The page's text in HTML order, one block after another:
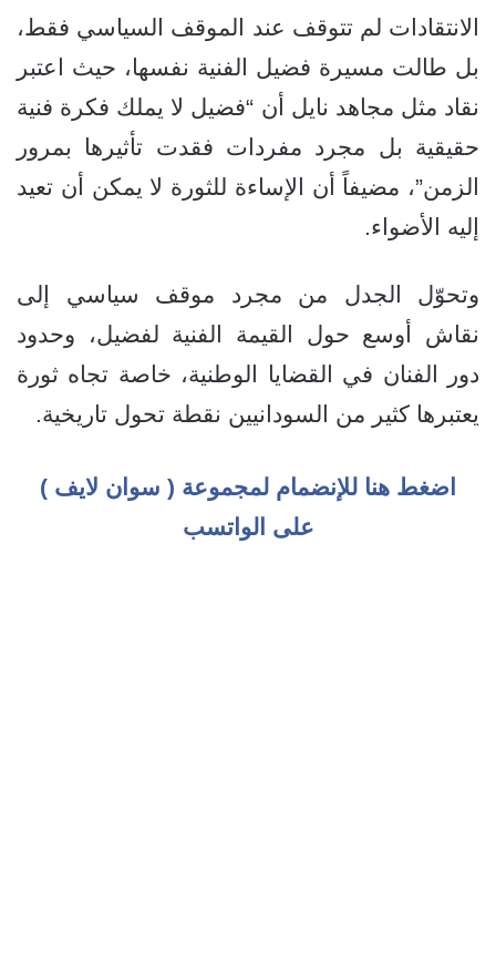
الانتقادات لم تتوقف عند الموقف السياسي فقط،
بل طالت مسيرة فضيل الفنية نفسها، حيث اعتبر
نقاد مثل مجاهد نايل أن “فضيل لا يملك فكرة فنية
حقيقية بل مجرد مفردات فقدت تأثيرها بمرور
الزمن”، مضيفاً أن الإساءة للثورة لا يمكن أن تعيد
إليه الأضواء.
وتحوّل الجدل من مجرد موقف سياسي إلى
نقاش أوسع حول القيمة الفنية لفضيل، وحدود
دور الفنان في القضايا الوطنية، خاصة تجاه ثورة
يعتبرها كثير من السودانيين نقطة تحول تاريخية.
اضغط هنا للإنضمام لمجموعة ( سوان لايف )
على الواتسب